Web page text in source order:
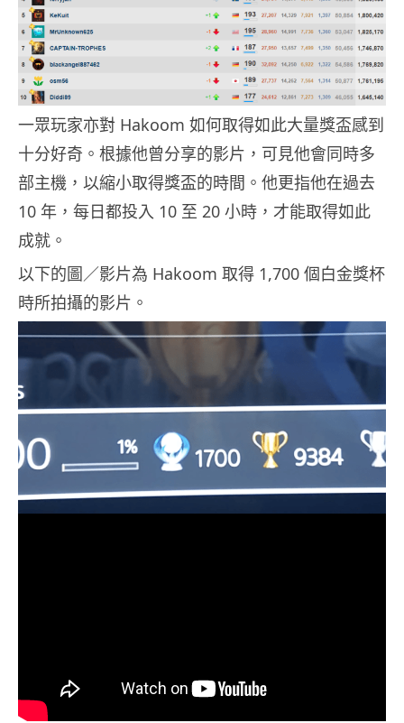
一眾玩家亦對 Hakoom 如何取得如此大量獎盃感到
十分好奇。根據他曾分享的影片，可見他會同時多
部主機，以縮小取得獎盃的時間。他更指他在過去
10 年，每日都投入 10 至 20 小時，才能取得如此
成就。
以下的圖／影片為 Hakoom 取得 1,700 個白金獎杯
時所拍攝的影片。